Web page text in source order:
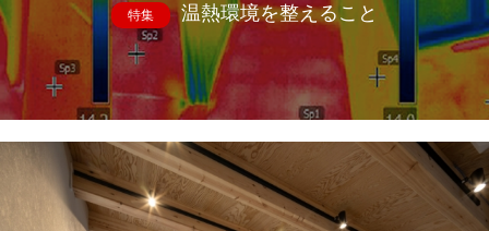
特集 温熱環境を整えること